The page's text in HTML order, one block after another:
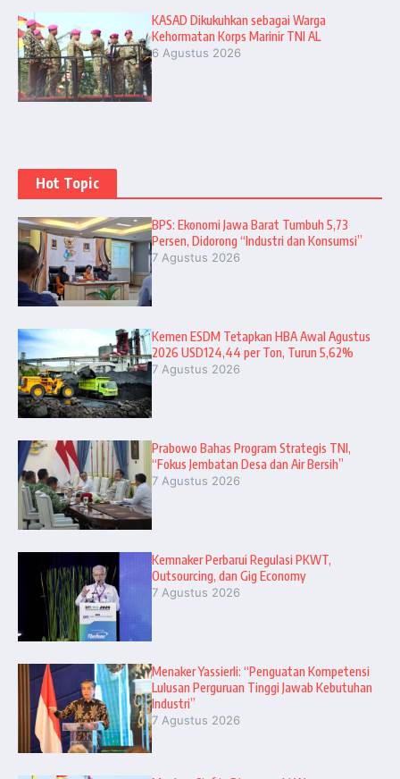
KASAD Dikukuhkan sebagai Warga
Kehormatan Korps Marinir TNI AL
6 Agustus 2026
Hot Topic
BPS: Ekonomi Jawa Barat Tumbuh 5,73
Persen, Didorong “Industri dan Konsumsi”
7 Agustus 2026
Kemen ESDM Tetapkan HBA Awal Agustus
2026 USD124,44 per Ton, Turun 5,62%
7 Agustus 2026
Prabowo Bahas Program Strategis TNI,
“Fokus Jembatan Desa dan Air Bersih”
7 Agustus 2026
Kemnaker Perbarui Regulasi PKWT,
Outsourcing, dan Gig Economy
7 Agustus 2026
Menaker Yassierli: “Penguatan Kompetensi
Lulusan Perguruan Tinggi Jawab Kebutuhan
Industri”
7 Agustus 2026